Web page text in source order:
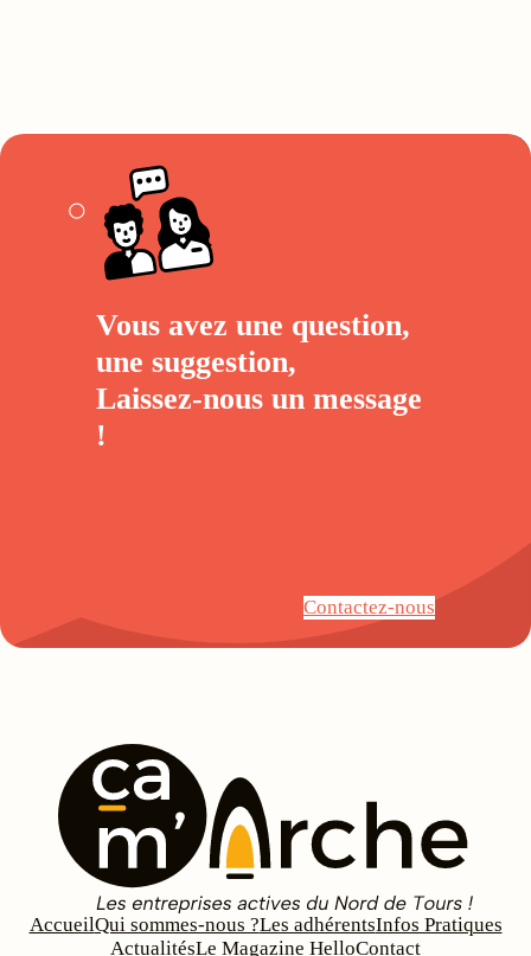
Vous avez une question,
une suggestion,
Laissez-nous un message
!
Contactez-nous
AccueilQui sommes-nous ?Les adhérentsInfos Pratiques
ActualitésLe Magazine HelloContact